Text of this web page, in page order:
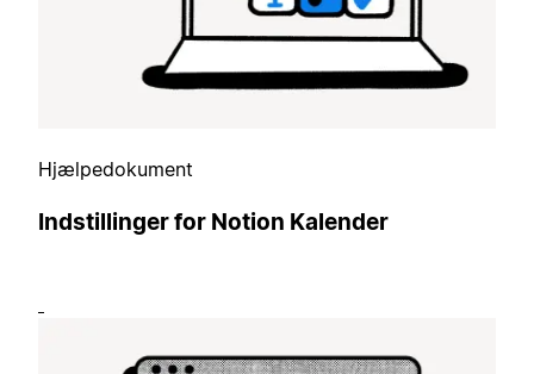
Hjælpedokument
Indstillinger for Notion Kalender